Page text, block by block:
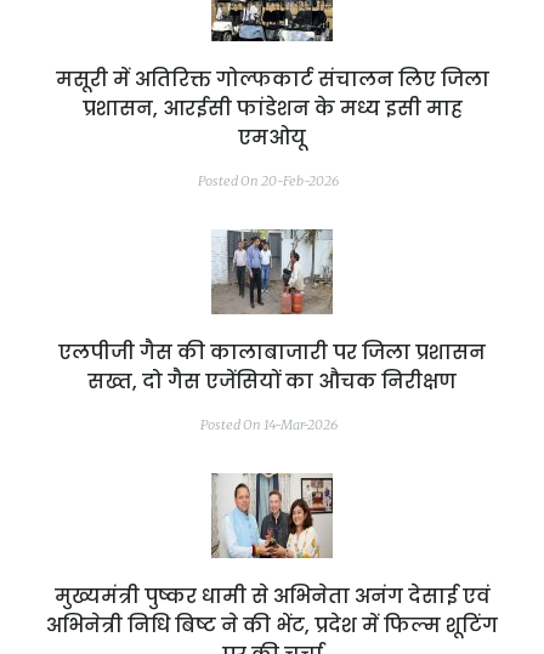
मसूरी में अतिरिक्त गोल्फकार्ट संचालन लिए जिला
प्रशासन, आरईसी फांडेशन के मध्य इसी माह
एमओयू
Posted On 20-Feb-2026
एलपीजी गैस की कालाबाजारी पर जिला प्रशासन
सख्त, दो गैस एजेंसियों का औचक निरीक्षण
Posted On 14-Mar-2026
मुख्यमंत्री पुष्कर धामी से अभिनेता अनंग देसाई एवं
अभिनेत्री निधि बिष्ट ने की भेंट, प्रदेश में फिल्म शूटिंग